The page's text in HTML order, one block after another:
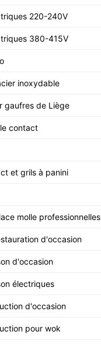
220-240V
380-415V
inoxydable
gaufres de Liège
contact
et grils à panini
molle professionnelles
d'occasion
d'occasion
électriques
d'occasion
pour wok